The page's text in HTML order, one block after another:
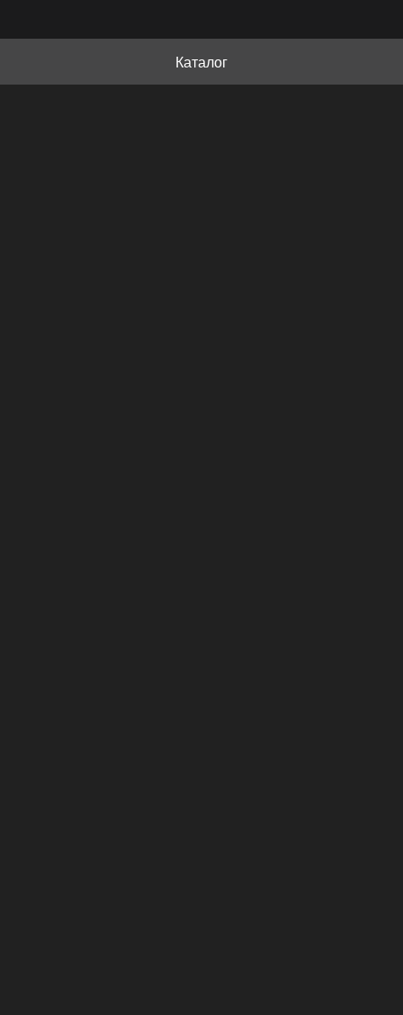
Каталог